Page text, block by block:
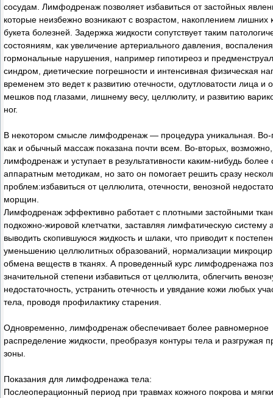
сосудам. Лимфодренаж позволяет избавиться от застойных
которые неизбежно возникают с возрастом, накоплением лишних
букета болезней. Задержка жидкости сопутствует таким
состояниям, как увеличение артериального давления,
гормональные нарушения, например гипотиреоз и
синдром, диетические погрешности и интенсивная физическая
временем это ведет к развитию отечности, одутловатости лица и
мешков под глазами, лишнему весу, целлюлиту, и развитию
ног.
В некотором смысле лимфодренаж — процедура уникальная. Во-
как и обычный массаж показана почти всем. Во-вторых, возможно,
лимфодренаж и уступает в результативности каким-нибудь
аппаратным методикам, но зато он помогает решить сразу
проблем:избавиться от целлюлита, отечности, венозной
морщин.
Лимфодренаж эффективно работает с плотными застойными
подкожно-жировой клетчатки, заставляя лимфатическую систему
выводить скопившуюся жидкость и шлаки, что приводит к
уменьшению целлюлитных образований, нормализации
обмена веществ в тканях. А проведенный курс лимфодренажа
значительной степени избавиться от целлюлита, облегчить
недостаточность, устранить отечность и увядание кожи любых
тела, проводя профилактику старения.
Одновременно, лимфодренаж обеспечивает более равномерное
распределение жидкости, преобразуя контуры тела и разгружая
зоны.
Показания для лимфодренажа тела:
Послеоперационный период при травмах кожного покрова и